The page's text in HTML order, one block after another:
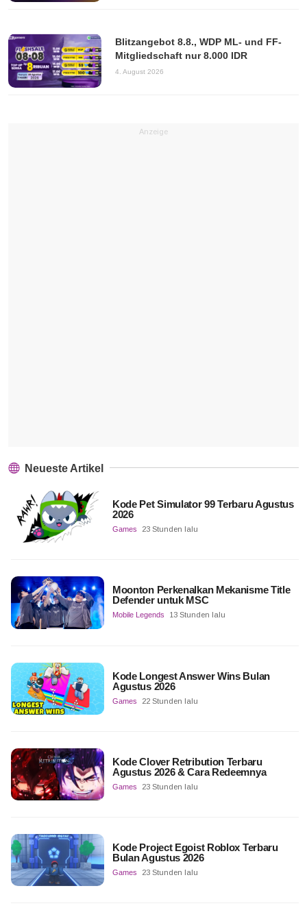
Blitzangebot 8.8., WDP ML- und FF-
Mitgliedschaft nur 8.000 IDR
4. August 2026
Anzeige
Neueste Artikel
Kode Pet Simulator 99 Terbaru Agustus
2026
Games 23 Stunden lalu
Moonton Perkenalkan Mekanisme Title
Defender untuk MSC
Mobile Legends 13 Stunden lalu
Kode Longest Answer Wins Bulan
Agustus 2026
Games 22 Stunden lalu
Kode Clover Retribution Terbaru
Agustus 2026 & Cara Redeemnya
Games 23 Stunden lalu
Kode Project Egoist Roblox Terbaru
Bulan Agustus 2026
Games 23 Stunden lalu